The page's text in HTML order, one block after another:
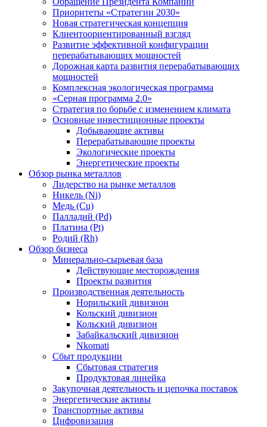
Приоритеты «Стратегии 2030»
Новая стратегическая концепция
Клиентоориентированный взгляд
Развитие эффективной конфигурации
перерабатывающих мощностей
Дорожная карта развития перерабатывающих
мощностей
Комплексная экологическая программа
«Серная программа 2.0»
Стратегия по борьбе с изменением климата
Основные инвестиционные проекты
Добывающие активы
Перерабатывающие проекты
Экологические проекты
Энергетические проекты
Обзор рынка металлов
Лидерство на рынке металлов
Никель (Ni)
Медь (Cu)
Палладий (Pd)
Платина (Pt)
Родий (Rh)
Обзор бизнеса
Минерально-сырьевая база
Действующие месторождения
Проекты развития
Производственная деятельность
Норильский дивизион
Кольский дивизион
Кольский дивизион
Забайкальский дивизион
Nkomati
Сбыт продукции
Сбытовая стратегия
Продуктовая линейка
Закупочная деятельность и цепочка поставок
Энергетические активы
Транспортные активы
Цифровизация